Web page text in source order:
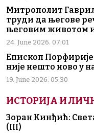
Митрополит
труди да његове
његовим животом
24. June 2026. 07:01
Епископ
није нешто ново у
19. June 2026. 05:30
ИСТОРИЈА И
Зоран Кинђић:
(III)